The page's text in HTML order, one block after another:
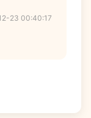
23 00:40:17